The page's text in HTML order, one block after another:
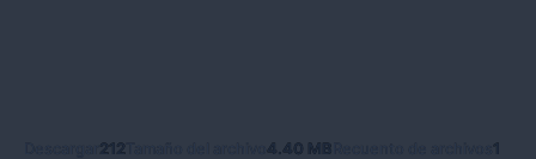
212 4.40 MB
1